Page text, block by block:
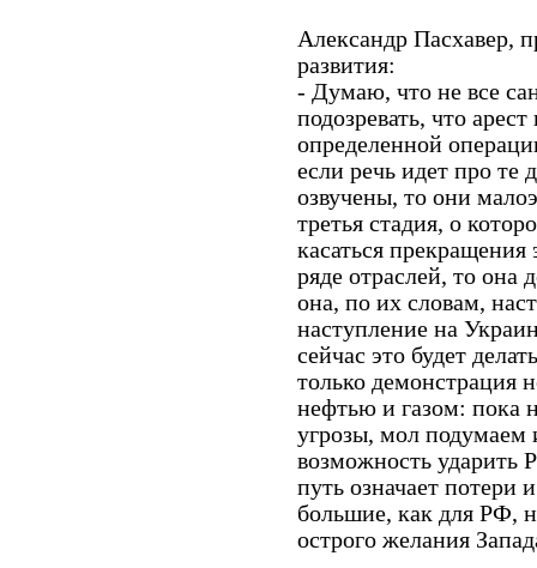
Александр Пасхавер,
развития:
- Думаю, что не все
подозревать, что
определенной
если речь идет про те
озвучены, то они
третья стадия, о
касаться прекращения
ряде отраслей, то
она, по их словам,
наступление на
сейчас это будет
только демонстрация
нефтью и газом: пока
угрозы, мол подумаем
возможность ударить
путь означает потери
большие, как для РФ,
острого желания